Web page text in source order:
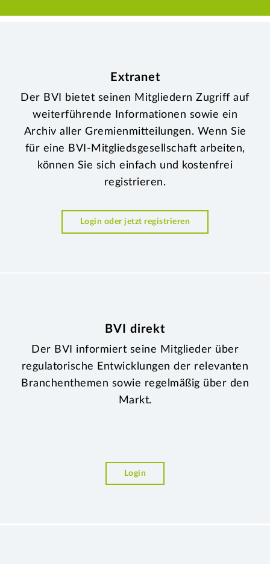
Extranet
Der BVI bietet seinen Mitgliedern Zugriff auf
weiterführende Informationen sowie ein
Archiv aller Gremienmitteilungen. Wenn Sie
für eine BVI-Mitgliedsgesellschaft arbeiten,
können Sie sich einfach und kostenfrei
registrieren.
Login oder jetzt registrieren
BVI direkt
Der BVI informiert seine Mitglieder über
regulatorische Entwicklungen der relevanten
Branchenthemen sowie regelmäßig über den
Markt.
Login